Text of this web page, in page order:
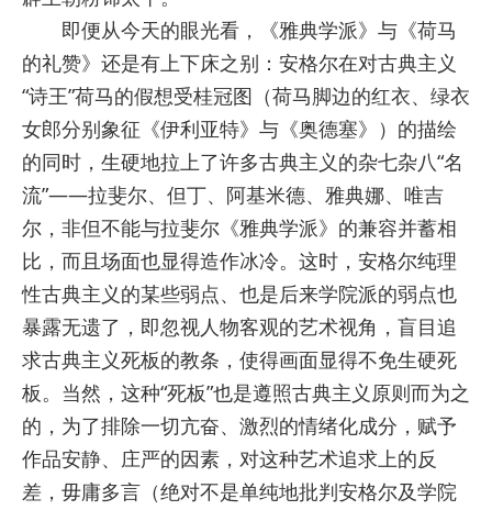
即便从今天的眼光看，《雅典学派》与《荷马
的礼赞》还是有上下床之别：安格尔在对古典主义
“诗王”荷马的假想受桂冠图（荷马脚边的红衣、绿衣
女郎分别象征《伊利亚特》与《奥德塞》）的描绘
的同时，生硬地拉上了许多古典主义的杂七杂八“名
流”——拉斐尔、但丁、阿基米德、雅典娜、唯吉
尔，非但不能与拉斐尔《雅典学派》的兼容并蓄相
比，而且场面也显得造作冰冷。这时，安格尔纯理
性古典主义的某些弱点、也是后来学院派的弱点也
暴露无遗了，即忽视人物客观的艺术视角，盲目追
求古典主义死板的教条，使得画面显得不免生硬死
板。当然，这种“死板”也是遵照古典主义原则而为之
的，为了排除一切亢奋、激烈的情绪化成分，赋予
作品安静、庄严的因素，对这种艺术追求上的反
差，毋庸多言（绝对不是单纯地批判安格尔及学院